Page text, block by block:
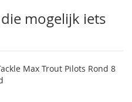
mogelijk iets
Max Trout Pilots Rond 8